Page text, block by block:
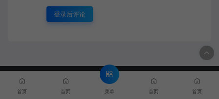
登录后评论
© 2020 MMYX - MMYX.CC & WordPress Theme. All rights
首页 首页 菜单 首页 首页